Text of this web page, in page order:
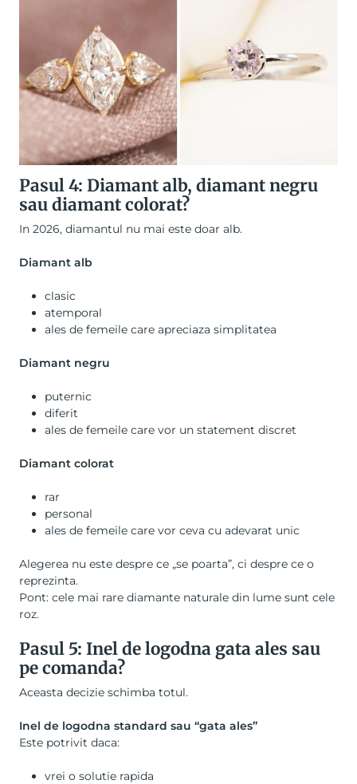
Pasul 4: Diamant alb, diamant negru
sau diamant colorat?
In 2026, diamantul nu mai este doar alb.
Diamant alb
clasic
atemporal
ales de femeile care apreciaza simplitatea
Diamant negru
puternic
diferit
ales de femeile care vor un statement discret
Diamant colorat
rar
personal
ales de femeile care vor ceva cu adevarat unic
Alegerea nu este despre ce „se poarta”, ci despre ce o
reprezinta.
Pont: cele mai rare diamante naturale din lume sunt cele
roz.
Pasul 5: Inel de logodna gata ales sau
pe comanda?
Aceasta decizie schimba totul.
Inel de logodna standard sau “gata ales”
Este potrivit daca:
vrei o solutie rapida